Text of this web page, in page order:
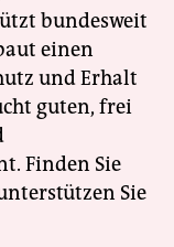
bundesweit
einen
und Erhalt
guten, frei
Finden Sie
Sie